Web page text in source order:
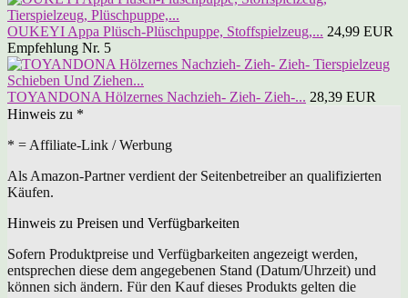
OUKEYI Appa Plüsch-Plüschpuppe, Stoffspielzeug,... 24,99 EUR
Empfehlung Nr. 5
TOYANDONA Hölzernes Nachzieh- Zieh- Zieh-... 28,39 EUR
Hinweis zu *
* = Affiliate-Link / Werbung
Als Amazon-Partner verdient der Seitenbetreiber an qualifizierten
Käufen.
Hinweis zu Preisen und Verfügbarkeiten
Sofern Produktpreise und Verfügbarkeiten angezeigt werden,
entsprechen diese dem angegebenen Stand (Datum/Uhrzeit) und
können sich ändern. Für den Kauf dieses Produkts gelten die